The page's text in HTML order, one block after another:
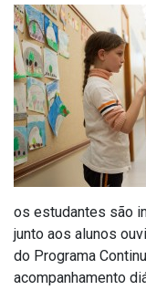
os estudantes são
junto aos alunos
do Programa
acompanhamento